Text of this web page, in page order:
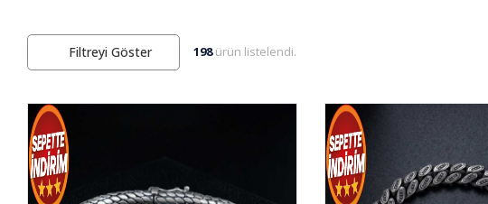
Filtreyi Göster 198ürün listelendi.